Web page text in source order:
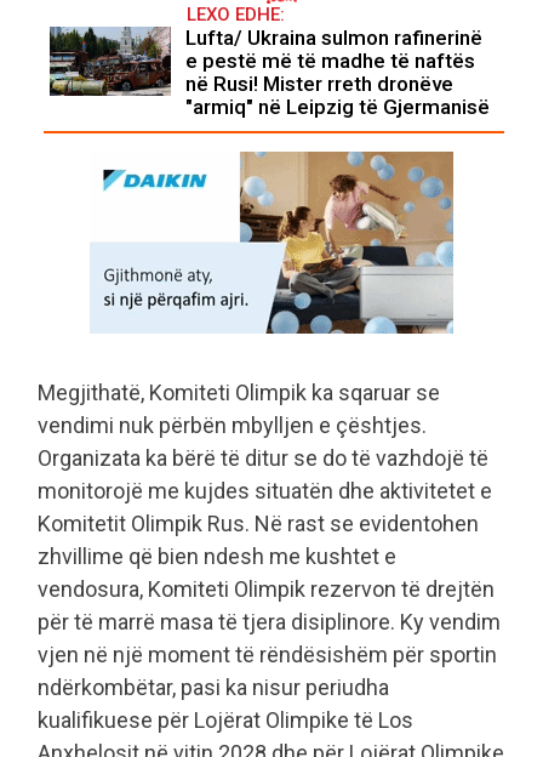
LEXO EDHE:
Lufta/ Ukraina sulmon rafinerinë
e pestë më të madhe të naftës
në Rusi! Mister rreth dronëve
"armiq" në Leipzig të Gjermanisë
Megjithatë, Komiteti Olimpik ka sqaruar se
vendimi nuk përbën mbylljen e çështjes.
Organizata ka bërë të ditur se do të vazhdojë të
monitorojë me kujdes situatën dhe aktivitetet e
Komitetit Olimpik Rus. Në rast se evidentohen
zhvillime që bien ndesh me kushtet e
vendosura, Komiteti Olimpik rezervon të drejtën
për të marrë masa të tjera disiplinore. Ky vendim
vjen në një moment të rëndësishëm për sportin
ndërkombëtar, pasi ka nisur periudha
kualifikuese për Lojërat Olimpike të Los